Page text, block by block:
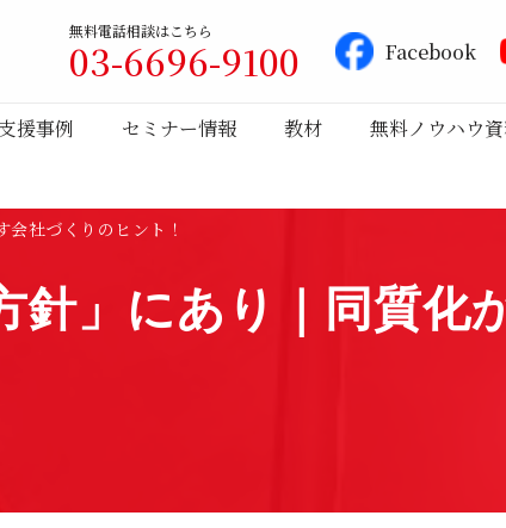
無料電話相談はこちら
03-6696-9100 Facebook
援事例 セミナー情報 教材 無料ノウハウ
社づくりのヒント！
針」にあり｜同質化